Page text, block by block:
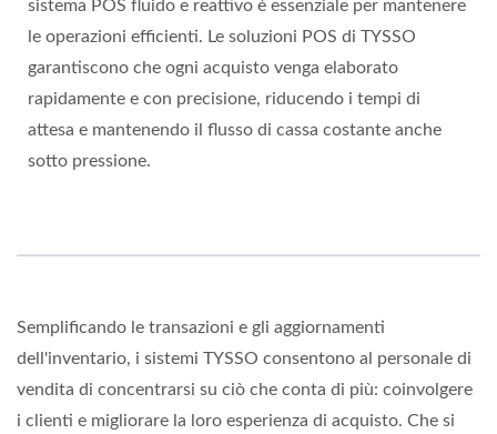
sistema POS fluido e reattivo è essenziale per mantenere
le operazioni efficienti. Le soluzioni POS di TYSSO
garantiscono che ogni acquisto venga elaborato
rapidamente e con precisione, riducendo i tempi di
attesa e mantenendo il flusso di cassa costante anche
sotto pressione.
Semplificando le transazioni e gli aggiornamenti
dell'inventario, i sistemi TYSSO consentono al personale di
vendita di concentrarsi su ciò che conta di più: coinvolgere
i clienti e migliorare la loro esperienza di acquisto. Che si